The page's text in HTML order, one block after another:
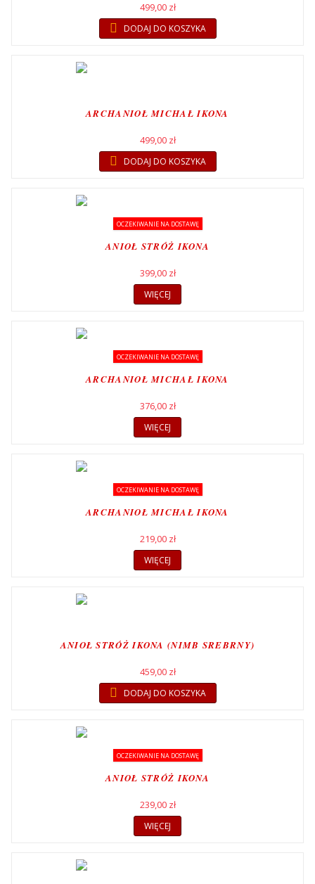
499,00 zł
DODAJ DO KOSZYKA
ARCHANIOŁ MICHAŁ IKONA
499,00 zł
DODAJ DO KOSZYKA
OCZEKIWANIE NA DOSTAWĘ
ANIOŁ STRÓŻ IKONA
399,00 zł
WIĘCEJ
OCZEKIWANIE NA DOSTAWĘ
ARCHANIOŁ MICHAŁ IKONA
376,00 zł
WIĘCEJ
OCZEKIWANIE NA DOSTAWĘ
ARCHANIOŁ MICHAŁ IKONA
219,00 zł
WIĘCEJ
ANIOŁ STRÓŻ IKONA (NIMB SREBRNY)
459,00 zł
DODAJ DO KOSZYKA
OCZEKIWANIE NA DOSTAWĘ
ANIOŁ STRÓŻ IKONA
239,00 zł
WIĘCEJ